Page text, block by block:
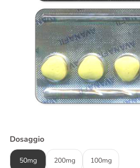
Dosaggio
50mg 200mg 100mg